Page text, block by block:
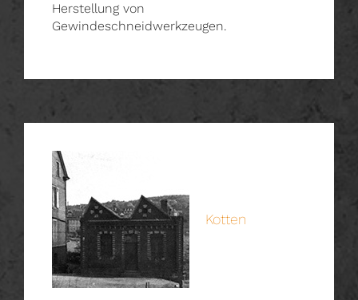
Herstellung von
Gewindeschneidwerkzeugen.
Kotten